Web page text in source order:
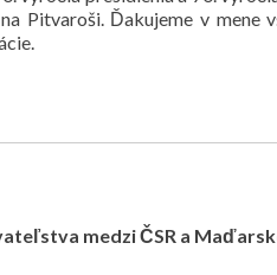
Pitvaroši. Ďakujeme v
medzi ČSR a